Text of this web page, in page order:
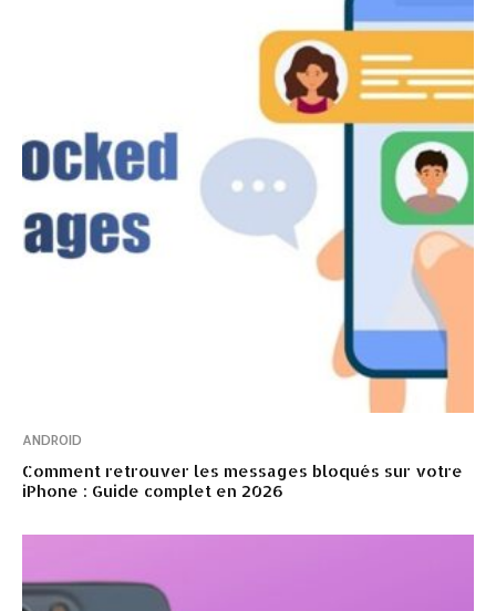
ANDROID
Comment retrouver les messages bloqués sur votre
iPhone : Guide complet en 2026